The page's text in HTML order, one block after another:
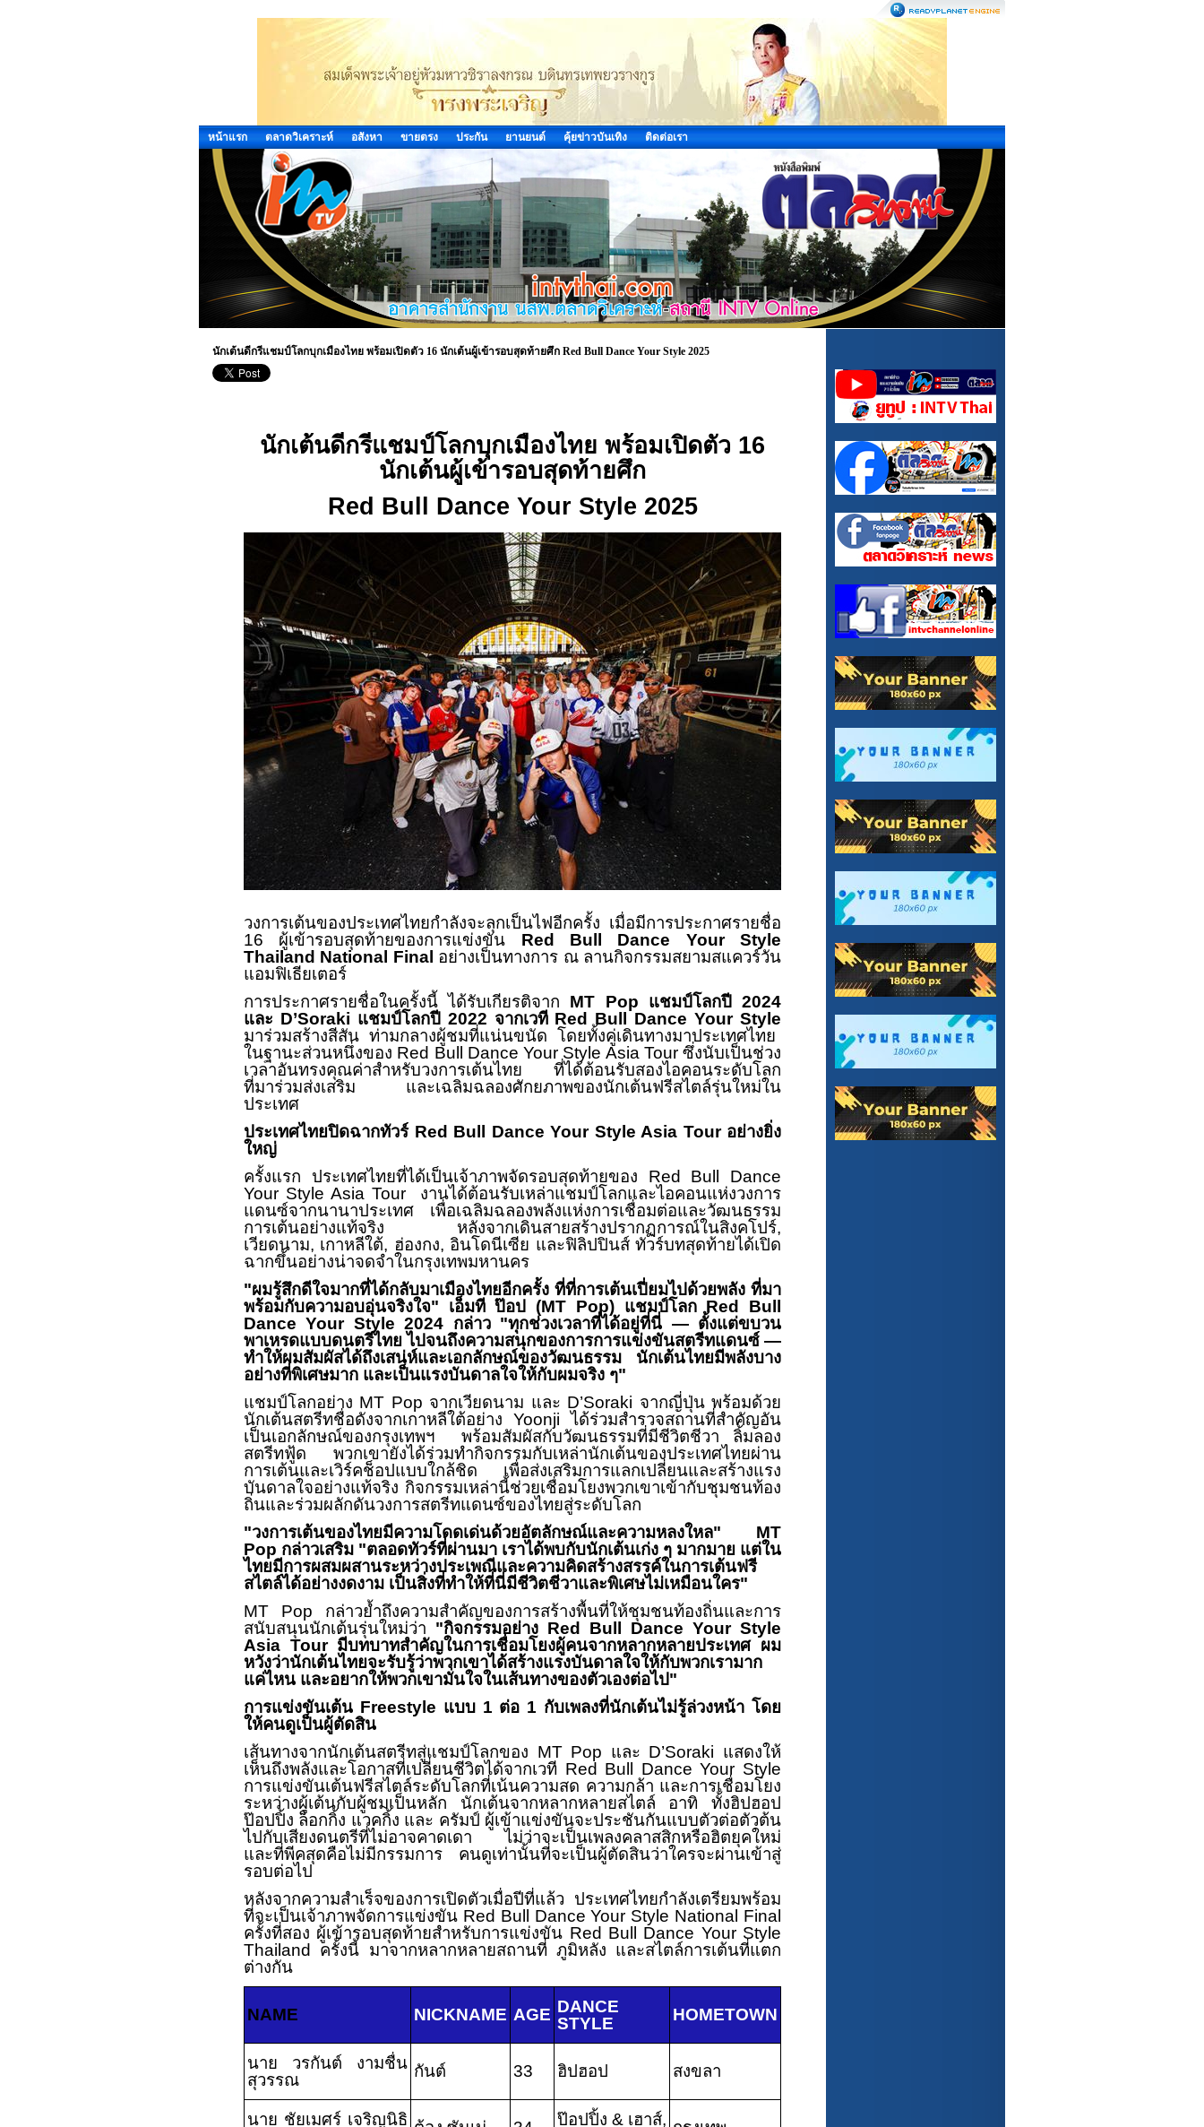
หน้าแรก ตลาดวิเคราะห์ อสังหา ขายตรง ประกัน ยานยนต์ คุ้ยข่าวบันเทิง ติดต่อเรา
นักเต้นดีกรีแชมป์โลกบุกเมืองไทย พร้อมเปิดตัว 16 นักเต้นผู้เข้ารอบสุดท้ายศึก Red Bull Dance Your Style 2025
นักเต้นดีกรีแชมป์โลกบุกเมืองไทย พร้อมเปิดตัว 16
นักเต้นผู้เข้ารอบสุดท้ายศึก
Red Bull Dance Your Style 2025
วงการเต้นของประเทศไทยกำลังจะลุกเป็นไฟอีกครั้ง เมื่อมีการประกาศรายชื่อ
16 ผู้เข้ารอบสุดท้ายของการแข่งขัน Red Bull Dance Your Style
Thailand National Final อย่างเป็นทางการ ณ ลานกิจกรรมสยามสแควร์วัน
แอมฟิเธียเตอร์
การประกาศรายชื่อในครั้งนี้ ได้รับเกียรติจาก MT Pop แชมป์โลกปี2024
และ D’Soraki แชมป์โลกปี 2022 จากเวที Red Bull Dance Your Style
มาร่วมสร้างสีสัน ท่ามกลางผู้ชมที่แน่นขนัด โดยทั้งคู่เดินทางมาประเทศไทย
ในฐานะส่วนหนึ่งของ Red Bull Dance Your Style Asia Tour ซึ่งนับเป็นช่วง
เวลาอันทรงคุณค่าสำหรับวงการเต้นไทย ที่ได้ต้อนรับสองไอคอนระดับโลก
ที่มาร่วมส่งเสริม และเฉลิมฉลองศักยภาพของนักเต้นฟรีสไตล์รุ่นใหม่ใน
ประเทศ
ประเทศไทยปิดฉากทัวร์ Red Bull Dance Your Style Asia Tour อย่างยิ่ง
ใหญ่
ครั้งแรก ประเทศไทยที่ได้เป็นเจ้าภาพจัดรอบสุดท้ายของ Red Bull Dance
Your Style Asia Tour งานได้ต้อนรับเหล่าแชมป์โลกและไอคอนแห่งวงการ
แดนซ์จากนานาประเทศ เพื่อเฉลิมฉลองพลังแห่งการเชื่อมต่อและวัฒนธรรม
การเต้นอย่างแท้จริง หลังจากเดินสายสร้างปรากฏการณ์ในสิงคโปร์,
เวียดนาม, เกาหลีใต้, ฮ่องกง, อินโดนีเซีย และฟิลิปปินส์ ทัวร์บทสุดท้ายได้เปิด
ฉากขึ้นอย่างน่าจดจำในกรุงเทพมหานคร
"ผมรู้สึกดีใจมากที่ได้กลับมาเมืองไทยอีกครั้ง ที่ที่การเต้นเปี่ยมไปด้วยพลัง ที่มา
พร้อมกับความอบอุ่นจริงใจ" เอ็มที ป๊อป (MT Pop) แชมป์โลกRed Bull
Dance Your Style 2024 กล่าว"ทุกช่วงเวลาที่ได้อยู่ที่นี่ — ตั้งแต่ขบวน
พาเหรดแบบดนตรีไทย ไปจนถึงความสนุกของการการแข่งขันสตรีทแดนซ์ —
ทำให้ผมสัมผัสได้ถึงเสน่ห์และเอกลักษณ์ของวัฒนธรรม นักเต้นไทยมีพลังบาง
อย่างที่พิเศษมาก และเป็นแรงบันดาลใจให้กับผมจริง ๆ"
แชมป์โลกอย่าง MT Pop จากเวียดนาม และ D’Soraki จากญี่ปุ่น พร้อมด้วย
นักเต้นสตรีทชื่อดังจากเกาหลีใต้อย่าง Yoonjiได้ร่วมสำรวจสถานที่สำคัญอัน
เป็นเอกลักษณ์ของกรุงเทพฯ
พร้อมสัมผัสกับวัฒนธรรมที่มีชีวิตชีวา ลิ้มลอง
สตรีทฟู้ด พวกเขายังได้ร่วมทำกิจกรรมกับเหล่านักเต้นของประเทศไทยผ่าน
การเต้นและเวิร์คช็อปแบบใกล้ชิด เพื่อส่งเสริมการแลกเปลี่ยนและสร้างแรง
บันดาลใจอย่างแท้จริง กิจกรรมเหล่านี้ช่วยเชื่อมโยงพวกเขาเข้ากับชุมชนท้อง
ถิ่นและร่วมผลักดันวงการสตรีทแดนซ์ของไทยสู่ระดับโลก
"วงการเต้นของไทยมีความโดดเด่นด้วยอัตลักษณ์และความหลงใหล" MT
Pop กล่าวเสริม "ตลอดทัวร์ที่ผ่านมา เราได้พบกับนักเต้นเก่ง ๆ มากมาย แต่ใน
ไทยมีการผสมผสานระหว่างประเพณีและความคิดสร้างสรรค์ในการเต้นฟรี
สไตล์ได้อย่างงดงาม เป็นสิ่งที่ทำให้ที่นี่มีชีวิตชีวาและพิเศษไม่เหมือนใคร"
MT Pop กล่าวย้ำถึงความสำคัญของการสร้างพื้นที่ให้ชุมชนท้องถิ่นและการ
สนับสนุนนักเต้นรุ่นใหม่ว่า "กิจกรรมอย่าง Red Bull Dance Your Style
Asia Tour มีบทบาทสำคัญในการเชื่อมโยงผู้คนจากหลากหลายประเทศ ผม
หวังว่านักเต้นไทยจะรับรู้ว่าพวกเขาได้สร้างแรงบันดาลใจให้กับพวกเรามาก
แค่ไหน และอยากให้พวกเขามั่นใจในเส้นทางของตัวเองต่อไป"
การแข่งขันเต้น Freestyle แบบ 1 ต่อ 1 กับเพลงที่นักเต้นไม่รู้ล่วงหน้า โดย
ให้คนดูเป็นผู้ตัดสิน
เส้นทางจากนักเต้นสตรีทสู่แชมป์โลกของ MT Pop และ D’Soraki แสดงให้
เห็นถึงพลังและโอกาสที่เปลี่ยนชีวิตได้จากเวที Red Bull Dance Your Style
การแข่งขันเต้นฟรีสไตล์ระดับโลกที่เน้นความสด ความกล้า และการเชื่อมโยง
ระหว่างผู้เต้นกับผู้ชมเป็นหลัก นักเต้นจากหลากหลายสไตล์ อาทิ ทั้งฮิปฮอป
ป๊อปปิ้ง ล็อกกิ้ง แวคกิ้ง และ ครัมป์ ผู้เข้าแข่งขันจะประชันกันแบบตัวต่อตัวต้น
ไปกับเสียงดนตรีที่ไม่อาจคาดเดา ไม่ว่าจะเป็นเพลงคลาสสิกหรือฮิตยุคใหม่
และที่พีคสุดคือไม่มีกรรมการ คนดูเท่านั้นที่จะเป็นผู้ตัดสินว่าใครจะผ่านเข้าสู่
รอบต่อไป
หลังจากความสำเร็จของการเปิดตัวเมื่อปีที่แล้ว ประเทศไทยกำลังเตรียมพร้อม
ที่จะเป็นเจ้าภาพจัดการแข่งขัน Red Bull Dance Your Style National Final
ครั้งที่สอง ผู้เข้ารอบสุดท้ายสำหรับการแข่งขัน Red Bull Dance Your Style
Thailand ครั้งนี้ มาจากหลากหลายสถานที่ ภูมิหลัง และสไตล์การเต้นที่แตก
ต่างกัน
NAME NICKNAME AGE DANCE
STYLE
HOMETOWN
นาย วรกันต์ งามชื่น
สุวรรณ
กันต์ 33 ฮิปฮอป สงขลา
นาย ชัยเมศร์ เจริญนิธิ
ป๊อปปิ้ง & เฮาส์,